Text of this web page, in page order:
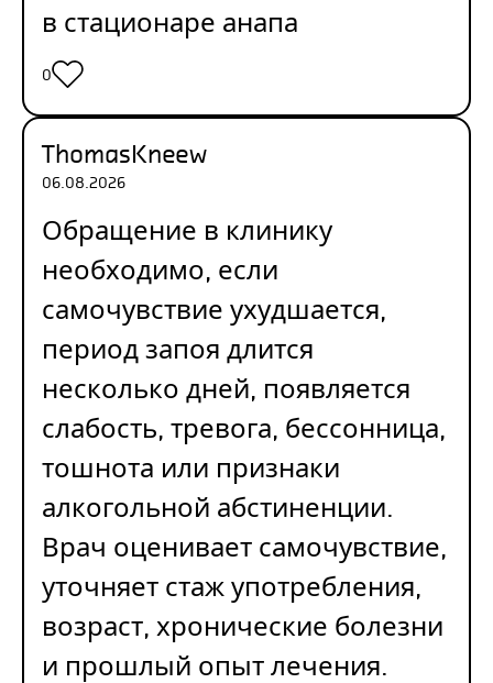
в стационаре анапа
0
ThomasKneew
06.08.2026
Обращение в клинику
необходимо, если
самочувствие ухудшается,
период запоя длится
несколько дней, появляется
слабость, тревога, бессонница,
тошнота или признаки
алкогольной абстиненции.
Врач оценивает самочувствие,
уточняет стаж употребления,
возраст, хронические болезни
и прошлый опыт лечения.